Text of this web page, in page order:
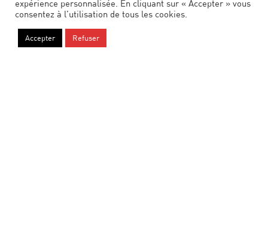
expérience personnalisée. En cliquant sur « Accepter » vous
consentez à l’utilisation de tous les cookies.
Accepter Refuser